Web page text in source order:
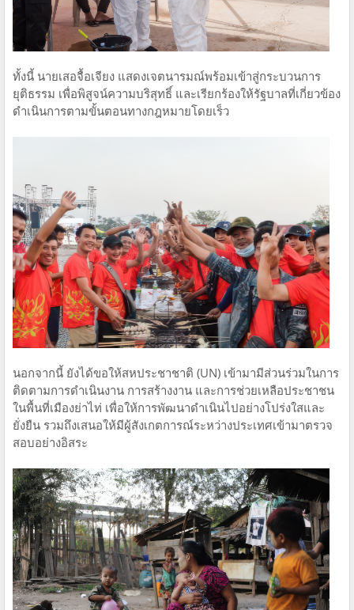
ทั้งนี้ นายเสอจื้อเจียง แสดงเจตนารมณ์พร้อมเข้าสู่กระบวนการ
ยุติธรรม เพื่อพิสูจน์ความบริสุทธิ์ และเรียกร้องให้รัฐบาลที่เกี่ยวข้อง
ดำเนินการตามขั้นตอนทางกฎหมายโดยเร็ว
นอกจากนี้ ยังได้ขอให้สหประชาชาติ (UN) เข้ามามีส่วนร่วมในการ
ติดตามการดำเนินงาน การสร้างงาน และการช่วยเหลือประชาชน
ในพื้นที่เมืองย่าไท่ เพื่อให้การพัฒนาดำเนินไปอย่างโปร่งใสและ
ยั่งยืน รวมถึงเสนอให้มีผู้สังเกตการณ์ระหว่างประเทศเข้ามาตรวจ
สอบอย่างอิสระ